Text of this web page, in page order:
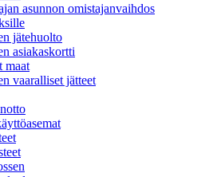
asunnon omistajanvaihdos
jätehuolto
asiakaskortti
maat
vaaralliset jätteet